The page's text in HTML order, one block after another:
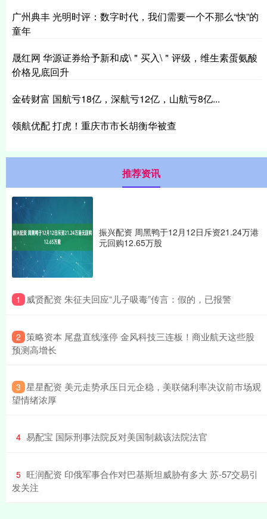
广州典丰 光明时评：数字时代，我们需要一个不那么“快”的
童年
晟红网 华源证券给予新和成\＂买入\＂评级，维生素蛋氨酸
价格见底回升
金砖财富 国航亏18亿，深航亏12亿，山航亏8亿...
领航优配 打虎！重庆市市长胡衡华被查
推荐资讯
振兴配资 周黑鸭于12月12日斥资21.24万港
元回购12.65万股
1 ​威贤配资 朱征夫回应“儿子吸毒”传言：假的，已报警
2 ​策略资本 尾盘直线涨停 金风科技三连板！商业航天这些股
预测高增长
3 ​星星配资 美元走势承压日元企稳，美联储利率决议前市场观
望情绪浓厚
4 ​易配宝 国际刑事法院反对美国制裁该法院法官
5 ​旺润配资 印俄军事合作对巴基斯坦威胁有多大 苏-57交易引
发关注